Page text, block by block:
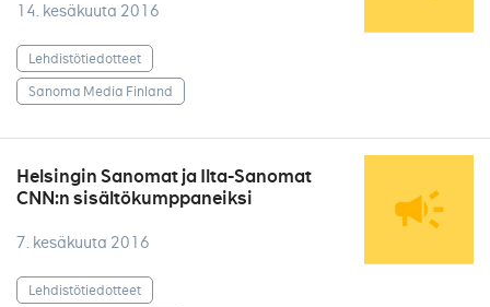
14. kesäkuuta 2016
Lehdistötiedotteet
Sanoma Media Finland
Helsingin Sanomat ja Ilta-Sanomat
CNN:n sisältökumppaneiksi
7. kesäkuuta 2016
Lehdistötiedotteet